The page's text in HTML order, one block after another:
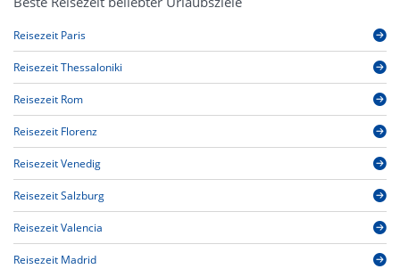
Reisezeit Paris
Reisezeit Thessaloniki
Reisezeit Rom
Reisezeit Florenz
Reisezeit Venedig
Reisezeit Salzburg
Reisezeit Valencia
Reisezeit Madrid